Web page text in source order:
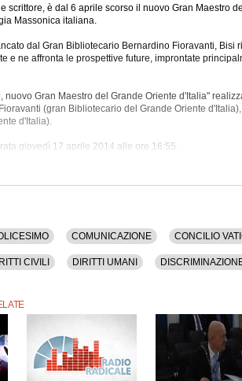
scrittore, è dal 6 aprile scorso il nuovo Gran Maestro
Massonica italiana.
dal Gran Bibliotecario Bernardino Fioravanti, Bisi
e ne affronta le prospettive future, improntate
nuovo Gran Maestro del Grande Oriente d'Italia"
(gran Bibliotecario del Grande Oriente
d'Italia).
giovedì 17 aprile 2014 alle ore 16:55.
Europea Dei Diritti Dell'uomo, Cultura, Democrazia,
una durata di 16 minuti.
anche nella sola versione audio.
COMUNICAZIONE CONCILIO
CIVILI DIRITTI UMANI